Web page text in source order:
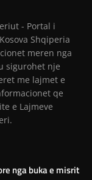
- Portal i
Shqiperia
meren nga
sigurohet nje
me lajmet e
qe
e Lajmeve
nga buka e misrit